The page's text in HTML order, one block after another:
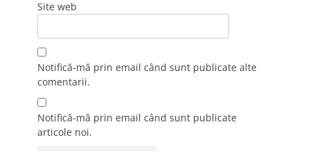
Site web
Notifică-mă prin email când sunt publicate alte
comentarii.
Notifică-mă prin email când sunt publicate
articole noi.